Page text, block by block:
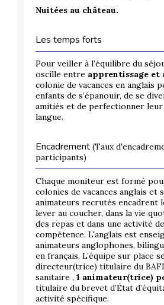
Nuitées au château.
Les temps forts
Pour veiller à l’équilibre du
oscille entre apprentissage et
colonie de vacances en anglais
enfants de s’épanouir, de se
amitiés et de perfectionner leur
langue.
Encadrement (Taux
participants)
Chaque moniteur est formé
colonies de vacances anglais et
animateurs recrutés encadrent
lever au coucher, dans la vie
des repas et dans une activité
compétence. L'anglais est
animateurs anglophones,
en français. L’équipe sur place
directeur(trice) titulaire du
sanitaire , 1 animateur(trice)
titulaire du brevet d’État
activité spécifique.